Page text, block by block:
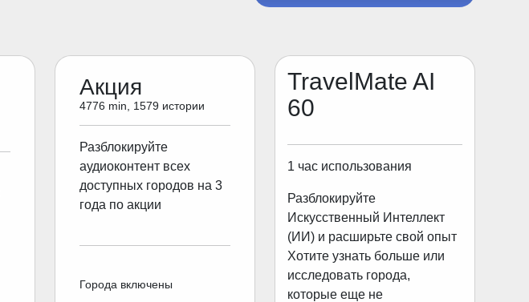
Акция
4776 min, 1579 истории
Разблокируйте
аудиоконтент всех
доступных городов на 3
года по акции
Города включены
TravelMate AI
60
1 час использования
Разблокируйте
Искусственный Интеллект
(ИИ) и расширьте свой опыт
Хотите узнать больше или
исследовать города,
которые еще не